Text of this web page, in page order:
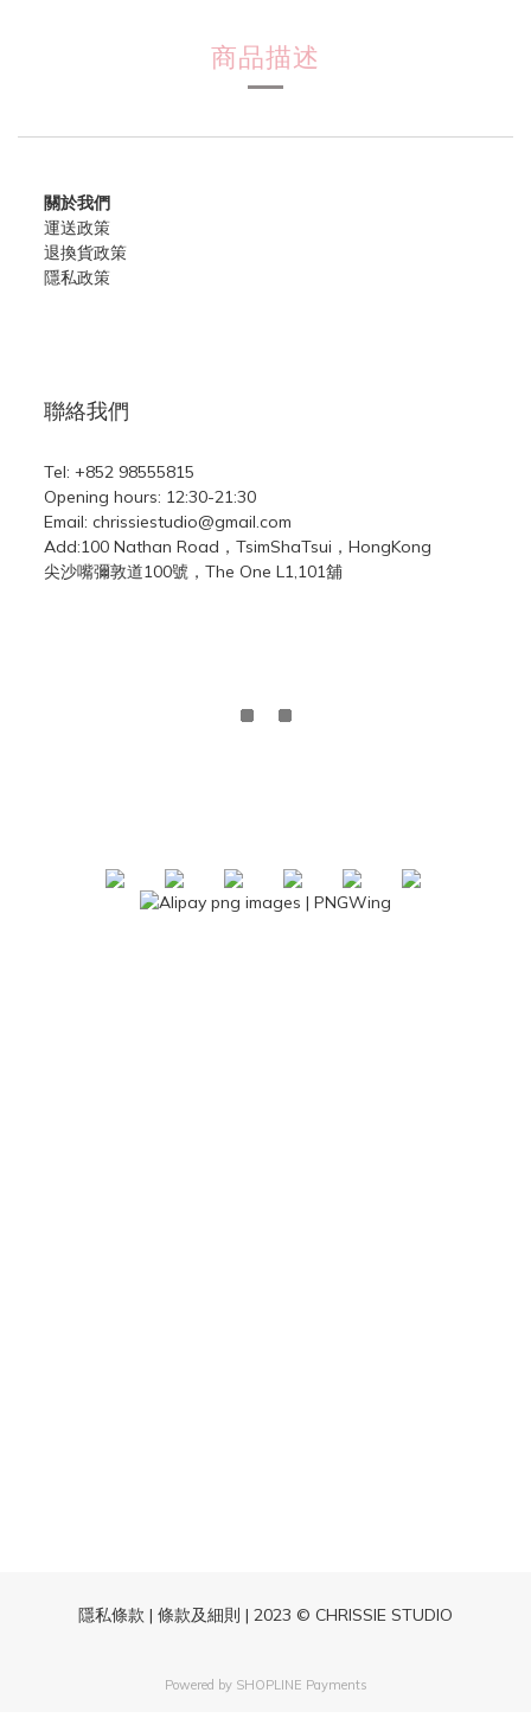
商品描述
關於我們
運送政策
退換貨政策
隱私政策
聯絡我們
Tel: +852 98555815
Opening hours: 12:30-21:30
Email: chrissiestudio@gmail.com
Add:100 Nathan Road，TsimShaTsui，HongKong
尖沙嘴彌敦道100號，The One L1,101舖
隱私條款 | 條款及細則 | 2023 © CHRISSIE STUDIO
Powered by SHOPLINE Payments